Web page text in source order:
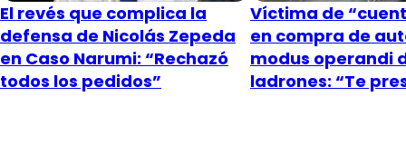
El revés que complica la
defensa de Nicolás Zepeda
en Caso Narumi: “Rechazó
todos los pedidos”
Víctima de
en compra de
modus operandi
ladrones: “Te